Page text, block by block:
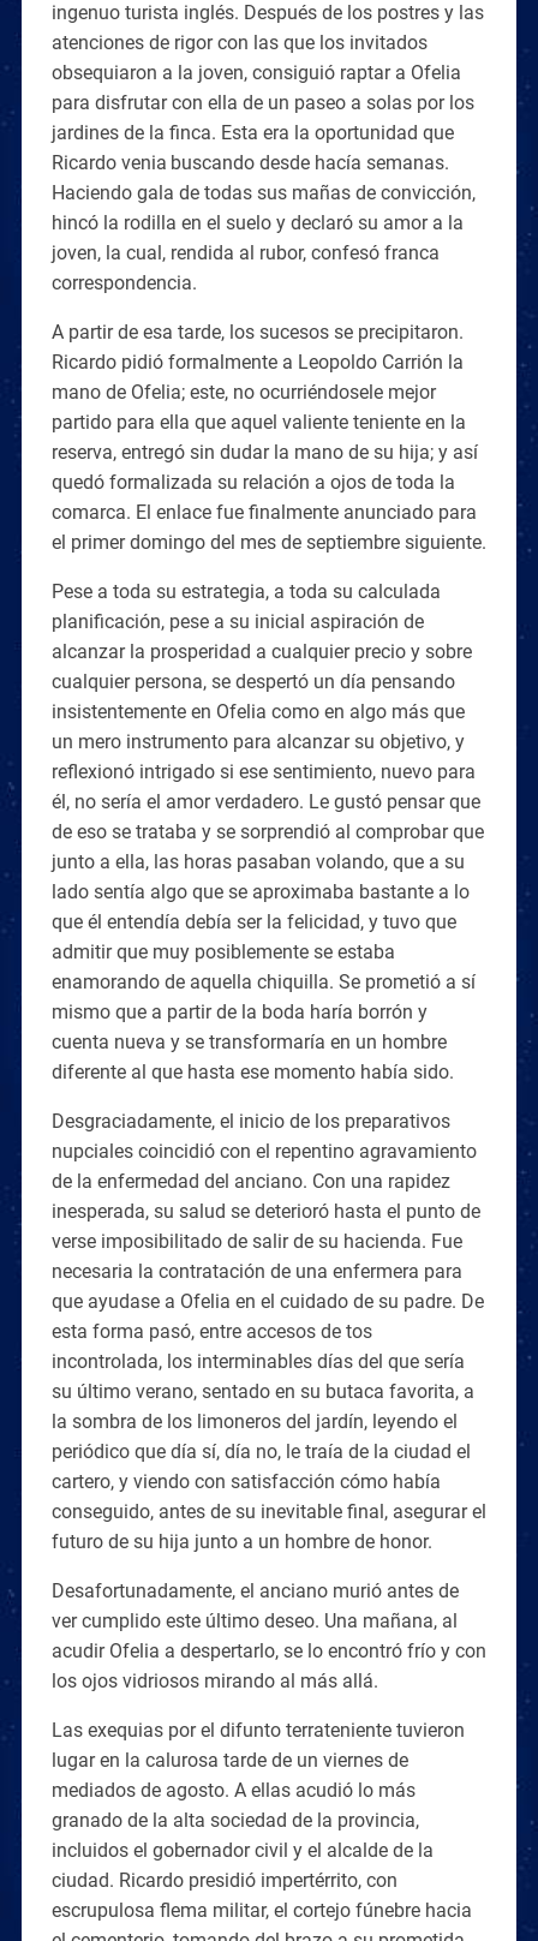
ingenuo turista inglés. Después de los postres y las
atenciones de rigor con las que los invitados
obsequiaron a la joven, consiguió raptar a Ofelia
para disfrutar con ella de un paseo a solas por los
jardines de la finca. Esta era la oportunidad que
Ricardo venia buscando desde hacía semanas.
Haciendo gala de todas sus mañas de convicción,
hincó la rodilla en el suelo y declaró su amor a la
joven, la cual, rendida al rubor, confesó franca
correspondencia.
A partir de esa tarde, los sucesos se precipitaron.
Ricardo pidió formalmente a Leopoldo Carrión la
mano de Ofelia; este, no ocurriéndosele mejor
partido para ella que aquel valiente teniente en la
reserva, entregó sin dudar la mano de su hija; y así
quedó formalizada su relación a ojos de toda la
comarca. El enlace fue finalmente anunciado para
el primer domingo del mes de septiembre siguiente.
Pese a toda su estrategia, a toda su calculada
planificación, pese a su inicial aspiración de
alcanzar la prosperidad a cualquier precio y sobre
cualquier persona, se despertó un día pensando
insistentemente en Ofelia como en algo más que
un mero instrumento para alcanzar su objetivo, y
reflexionó intrigado si ese sentimiento, nuevo para
él, no sería el amor verdadero. Le gustó pensar que
de eso se trataba y se sorprendió al comprobar que
junto a ella, las horas pasaban volando, que a su
lado sentía algo que se aproximaba bastante a lo
que él entendía debía ser la felicidad, y tuvo que
admitir que muy posiblemente se estaba
enamorando de aquella chiquilla. Se prometió a sí
mismo que a partir de la boda haría borrón y
cuenta nueva y se transformaría en un hombre
diferente al que hasta ese momento había sido.
Desgraciadamente, el inicio de los preparativos
nupciales coincidió con el repentino agravamiento
de la enfermedad del anciano. Con una rapidez
inesperada, su salud se deterioró hasta el punto de
verse imposibilitado de salir de su hacienda. Fue
necesaria la contratación de una enfermera para
que ayudase a Ofelia en el cuidado de su padre. De
esta forma pasó, entre accesos de tos
incontrolada, los interminables días del que sería
su último verano, sentado en su butaca favorita, a
la sombra de los limoneros del jardín, leyendo el
periódico que día sí, día no, le traía de la ciudad el
cartero, y viendo con satisfacción cómo había
conseguido, antes de su inevitable final, asegurar el
futuro de su hija junto a un hombre de honor.
Desafortunadamente, el anciano murió antes de
ver cumplido este último deseo. Una mañana, al
acudir Ofelia a despertarlo, se lo encontró frío y con
los ojos vidriosos mirando al más allá.
Las exequias por el difunto terrateniente tuvieron
lugar en la calurosa tarde de un viernes de
mediados de agosto. A ellas acudió lo más
granado de la alta sociedad de la provincia,
incluidos el gobernador civil y el alcalde de la
ciudad. Ricardo presidió impertérrito, con
escrupulosa flema militar, el cortejo fúnebre hacia